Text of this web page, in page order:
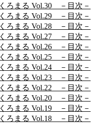
くろまる Vol.30 －目次－
くろまる Vol.29 －目次－
くろまる Vol.28 －目次－
くろまる Vol.27 －目次－
くろまる Vol.26 －目次－
くろまる Vol.25 －目次－
くろまる Vol.24 －目次－
くろまる Vol.23 －目次－
くろまる Vol.22 －目次－
くろまる Vol.20 －目次－
くろまる Vol.19 －目次－
くろまる Vol.18 －目次－